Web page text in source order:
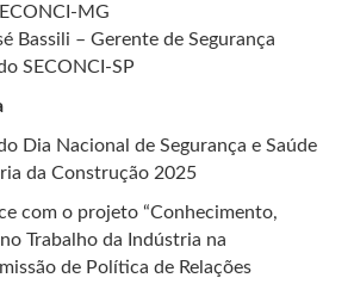
MG
Bassili – Gerente de Segurança
SECONCI-SP
Dia Nacional de Segurança e Saúde
da Construção 2025
com o projeto “Conhecimento,
Trabalho da Indústria na
de Política de Relações